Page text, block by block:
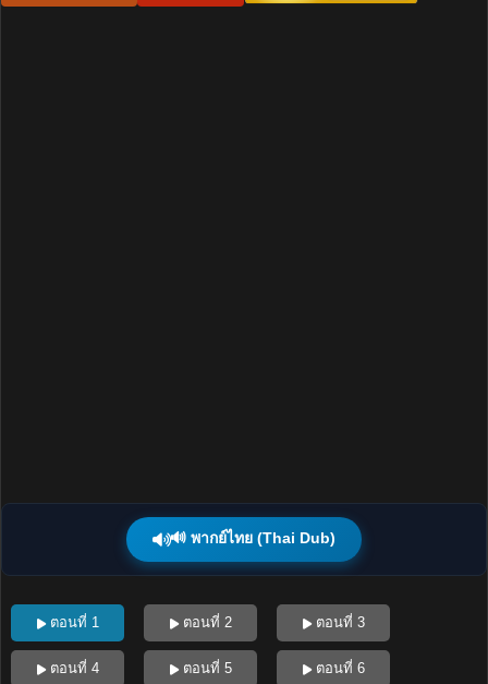
🔊 พากย์ไทย (Thai Dub)
ตอนที่ 1 ตอนที่ 2 ตอนที่ 3
ตอนที่ 4 ตอนที่ 5 ตอนที่ 6